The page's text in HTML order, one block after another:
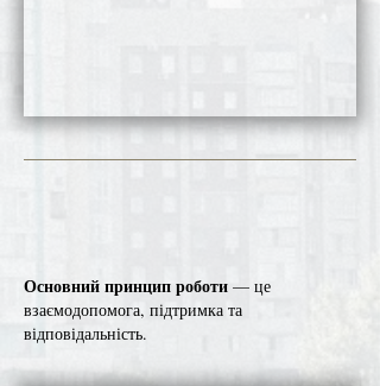
Основний принцип роботи — це
взаємодопомога, підтримка та
відповідальність.